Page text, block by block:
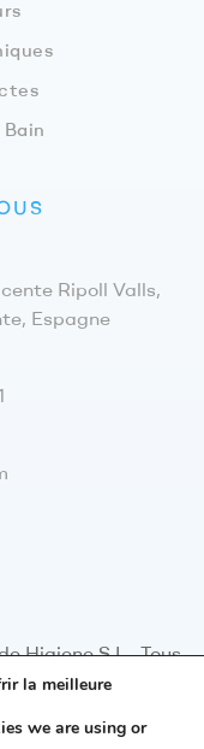
Ripoll Valls,
Espagne
Higiene S.L. Tous
–Cookies
la meilleure
we are using or